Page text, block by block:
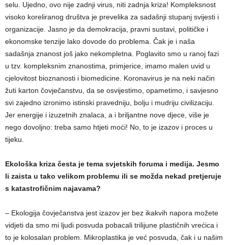
selu. Ujedno, ovo nije zadnji virus, niti zadnja kriza! Kompleksnost
visoko koreliranog društva je prevelika za sadašnji stupanj svijesti i
organizacije. Jasno je da demokracija, pravni sustavi, političke i
ekonomske tenzije lako dovode do problema. Čak je i naša
sadašnja znanost još jako nekompletna. Poglavito smo u ranoj fazi
u tzv. kompleksnim znanostima, primjerice, imamo malen uvid u
cjelovitost bioznanosti i biomedicine. Koronavirus je na neki način
žuti karton čovječanstvu, da se osvijestimo, opametimo, i savjesno
svi zajedno izronimo istinski pravedniju, bolju i mudriju civilizaciju.
Jer energije i izuzetnih znalaca, a i briljantne nove djece, više je
nego dovoljno: treba samo htjeti moći! No, to je izazov i proces u
tijeku.
Ekološka kriza česta je tema svjetskih foruma i medija. Jesmo
li zaista u tako velikom problemu ili se možda nekad pretjeruje
s katastrofičnim najavama?
– Ekologija čovječanstva jest izazov jer bez ikakvih napora možete
vidjeti da smo mi ljudi posvuda pobacali trilijune plastičnih vrećica i
to je kolosalan problem. Mikroplastika je već posvuda, čak i u našim